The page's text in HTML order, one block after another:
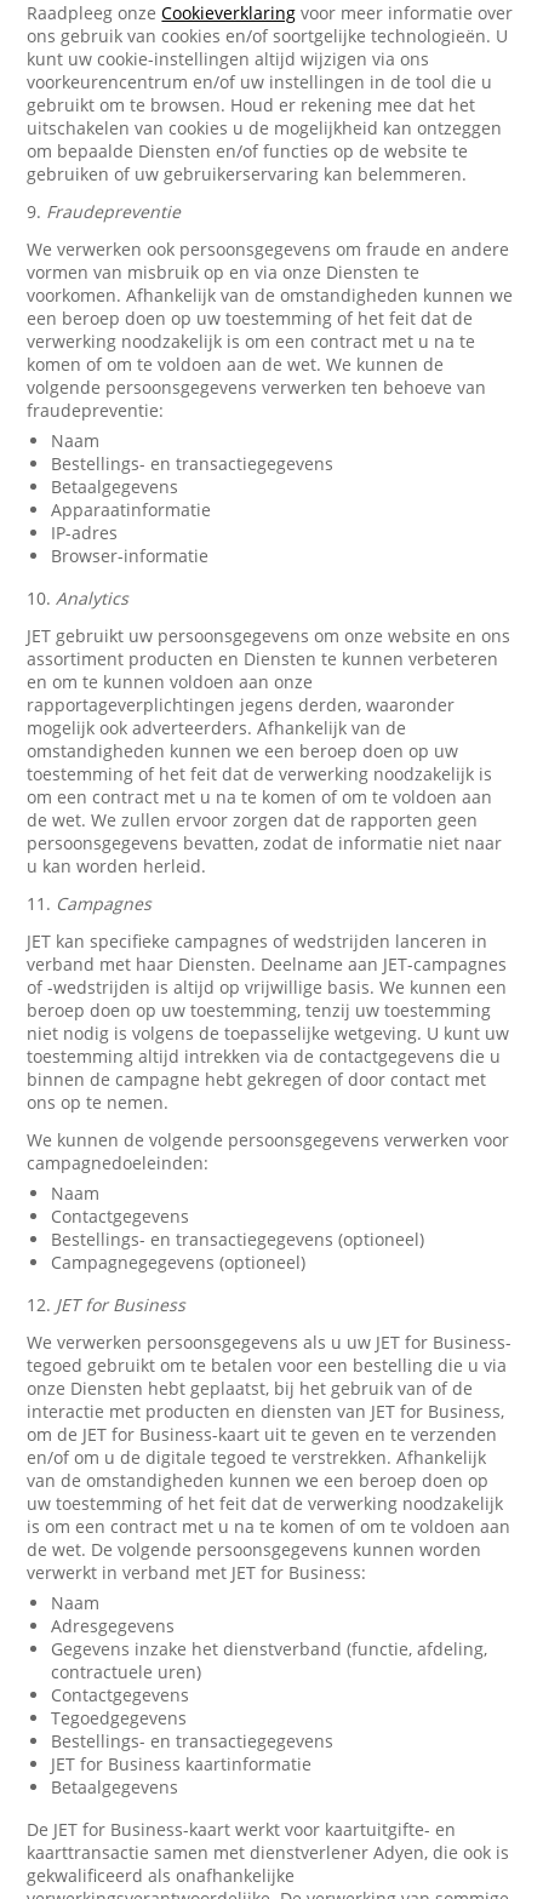
Raadpleeg onzeCookieverklaring voor meer informatie over
ons gebruik van cookies en/of soortgelijke technologieën. U
kunt uw cookie-instellingen altijd wijzigen via ons
voorkeurencentrum en/of uw instellingen in de tool die u
gebruikt om te browsen. Houd er rekening mee dat het
uitschakelen van cookies u de mogelijkheid kan ontzeggen
om bepaalde Diensten en/of functies op de website te
gebruiken of uw gebruikerservaring kan belemmeren.
9. Fraudepreventie
We verwerken ook persoonsgegevens om fraude en andere
vormen van misbruik op en via onze Diensten te
voorkomen. Afhankelijk van de omstandigheden kunnen we
een beroep doen op uw toestemming of het feit dat de
verwerking noodzakelijk is om een contract met u na te
komen of om te voldoen aan de wet. We kunnen de
volgende persoonsgegevens verwerken ten behoeve van
fraudepreventie:
Naam
Bestellings- en transactiegegevens
Betaalgegevens
Apparaatinformatie
IP-adres
Browser-informatie
10.Analytics
JET gebruikt uw persoonsgegevens om onze website en ons
assortiment producten en Diensten te kunnen verbeteren
en om te kunnen voldoen aan onze
rapportageverplichtingen jegens derden, waaronder
mogelijk ook adverteerders. Afhankelijk van de
omstandigheden kunnen we een beroep doen op uw
toestemming of het feit dat de verwerking noodzakelijk is
om een contract met u na te komen of om te voldoen aan
de wet. We zullen ervoor zorgen dat de rapporten geen
persoonsgegevens bevatten, zodat de informatie niet naar
u kan worden herleid.
11. Campagnes
JET kan specifieke campagnes of wedstrijden lanceren in
verband met haar Diensten. Deelname aan JET-campagnes
of -wedstrijden is altijd op vrijwillige basis. We kunnen een
beroep doen op uw toestemming, tenzij uw toestemming
niet nodig is volgens de toepasselijke wetgeving. U kunt uw
toestemming altijd intrekken via de contactgegevens die u
binnen de campagne hebt gekregen of door contact met
ons op te nemen.
We kunnen de volgende persoonsgegevens verwerken voor
campagnedoeleinden:
Naam
Contactgegevens
Bestellings- en transactiegegevens (optioneel)
Campagnegegevens (optioneel)
12. JET for Business
We verwerken persoonsgegevens als u uw JET for Business-
tegoed gebruikt om te betalen voor een bestelling die u via
onze Diensten hebt geplaatst, bij het gebruik van of de
interactie met producten en diensten van JET for Business,
om de JET for Business-kaart uit te geven en te verzenden
en/of om u de digitale tegoed te verstrekken. Afhankelijk
van de omstandigheden kunnen we een beroep doen op
uw toestemming of het feit dat de verwerking noodzakelijk
is om een contract met u na te komen of om te voldoen aan
de wet. De volgende persoonsgegevens kunnen worden
verwerkt in verband met JET for Business:
Naam
Adresgegevens
Gegevens inzake het dienstverband (functie, afdeling,
contractuele uren)
Contactgegevens
Tegoedgegevens
Bestellings- en transactiegegevens
JET for Business kaartinformatie
Betaalgegevens
De JET for Business-kaart werkt voor kaartuitgifte- en
kaarttransactie samen met dienstverlener Adyen, die ook is
gekwalificeerd als onafhankelijke